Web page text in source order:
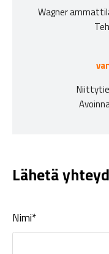
Wagner
Niittytie
Lähetä
Nimi*